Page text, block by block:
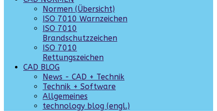
Normen (Übersicht)
ISO 7010 Warnzeichen
ISO 7010
Brandschutzzeichen
ISO 7010
Rettungszeichen
CAD BLOG
News - CAD + Technik
Technik + Software
Allgemeines
technology blog (engl.)